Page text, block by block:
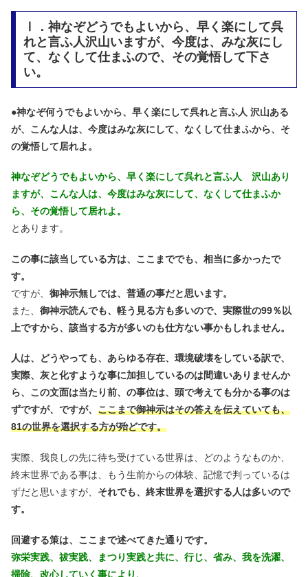
Ⅰ．神なぞどうでもよいから、早く楽にして呉
れと言ふ人沢山いますが、今度は、みな灰にし
て、なくして仕まふので、その覚悟して下さ
い。
●神なぞ何うでもよいから、早く楽にして呉れと言ふ人 沢山ある
が、こんな人は、今度はみな灰にして、なくして仕まふから、そ
の覚悟して居れよ。
神なぞどうでもよいから、早く楽にして呉れと言ふ人 沢山あり
ますが、 こんな人は、今度はみな灰にして、なくして仕まふか
ら、その覚悟して居れよ。
とあります。
この事に該当している方は、ここまででも、相当に多かったで
す。
ですが、 御神示無しでは、普通の事だと思います。
また、 御神示読んでも、軽う見る方も多いので、実際世の99％以
上ですから、該当する方が多いのも仕方ない事かもしれません。
人は、どうやっても、あらゆる存在、環境破壊をしている訳で、
実際、灰と化すような事に加担しているのは間違いありませんか
ら、この文面は当たり前、の事位は、頭で考えても分かる事のは
ずですが、ですが、 ここまで御神示はその答えを伝えていても、
81の世界を選択する方が殆どです。
実際、我良しの先に待ち受けている世界は、どのようなものか、
終末世界である事は、もう生前からの体験、記憶で判っているは
ずだと思いますが、 それでも、終末世界を選択する人は多いので
す。
回避する策は、ここまで述べてきた通りです。
弥栄実践、祓実践、まつり実践と共に、行じ、省み、我を洗濯、
掃除、改心していく事により、